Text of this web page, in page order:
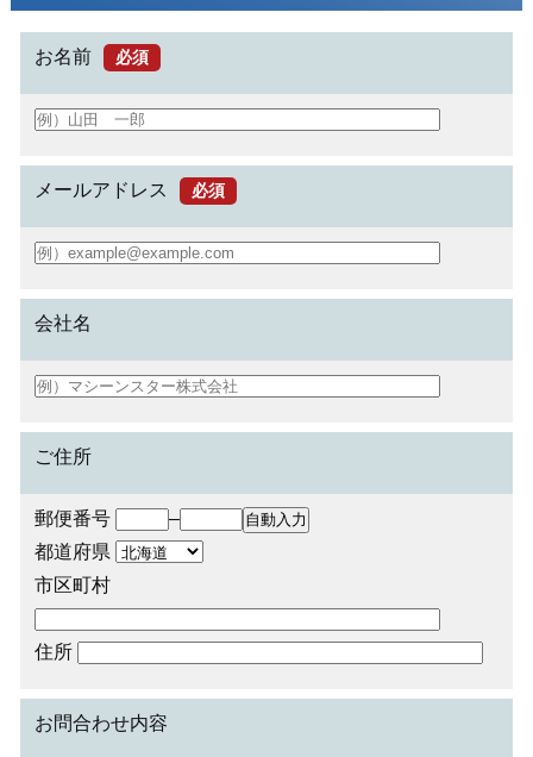
お名前 必須
メールアドレス 必須
会社名
ご住所
郵便番号
–
都道府県
市区町村
住所
お問合わせ内容